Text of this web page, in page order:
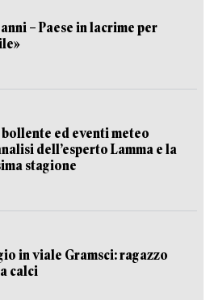
– Paese in lacrime per
ed eventi meteo
dell’esperto Lamma e la
stagione
in viale Gramsci: ragazzo
calci